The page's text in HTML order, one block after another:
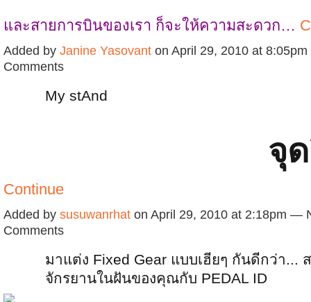
และสายการบินของเรา ก็จะให้ความสะดวก…
Added by Janine Yasovant on April 29, 2010 at
Comments
My stAnd
จุ
Continue
Added by susuwanrhat on April 29, 2010 at 2:18pm —
Comments
มาแต่ง Fixed Gear แบบเฮียๆ กันดีกว่า...
จักรยานในฝันของคุณกับ PEDAL ID